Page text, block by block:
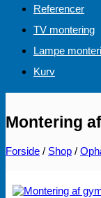
Referencer
TV montering
Lampe
Kurv
Montering
Forside / Shop /